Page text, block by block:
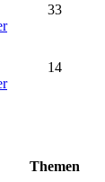
33
14
Themen